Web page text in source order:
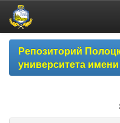
Skip
navigationРепозиторий
университета